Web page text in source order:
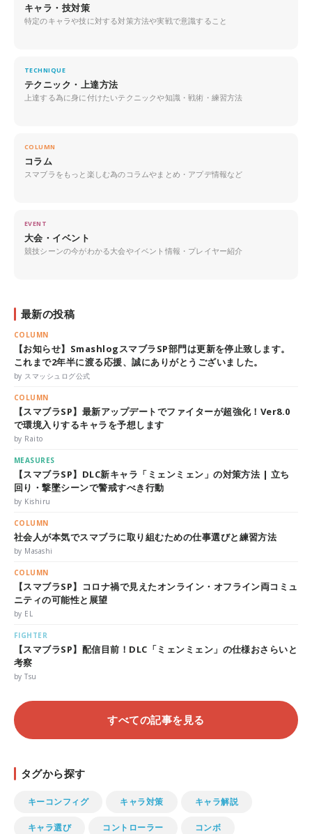
キャラ・技対策
特定のキャラや技に対する対策方法や実戦で意識すること
TECHNIQUE
テクニック・上達方法
上達する為に身に付けたいテクニックや知識・戦術・練習方法
COLUMN
コラム
スマブラをもっと楽しむ為のコラムやまとめ・アプデ情報など
EVENT
大会・イベント
競技シーンの今がわかる大会やイベント情報・プレイヤー紹介
最新の投稿
COLUMN
【お知らせ】SmashlogスマブラSP部門は更新を停止致します。
これまで2年半に渡る応援、誠にありがとうございました。
by スマッシュログ公式
COLUMN
【スマブラSP】最新アップデートでファイターが超強化！Ver8.0
で環境入りするキャラを予想します
by Raito
MEASURES
【スマブラSP】DLC新キャラ「ミェンミェン」の対策方法 | 立ち
回り・撃墜シーンで警戒すべき行動
by Kishiru
COLUMN
社会人が本気でスマブラに取り組むための仕事選びと練習方法
by Masashi
COLUMN
【スマブラSP】コロナ禍で見えたオンライン・オフライン両コミュ
ニティの可能性と展望
by EL
FIGHTER
【スマブラSP】配信目前！DLC「ミェンミェン」の仕様おさらいと
考察
by Tsu
すべての記事を見る
タグから探す
キーコンフィグ キャラ対策 キャラ解説
キャラ選び コントローラー コンボ